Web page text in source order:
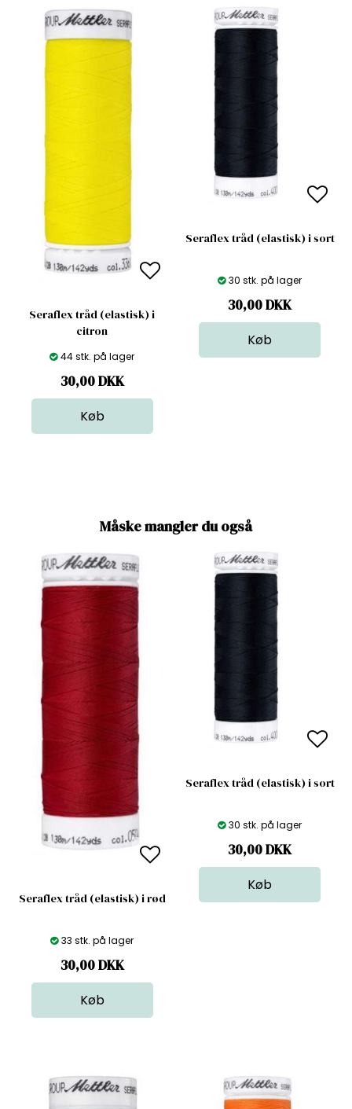
Seraflex tråd (elastisk) i
citron
44 stk. på lager
30,00DKK
Seraflex tråd (elastisk) i sort
30 stk. på lager
30,00DKK
Måske mangler du også
Seraflex tråd (elastisk) i rød
33 stk. på lager
30,00DKK
Seraflex tråd (elastisk) i sort
30 stk. på lager
30,00DKK